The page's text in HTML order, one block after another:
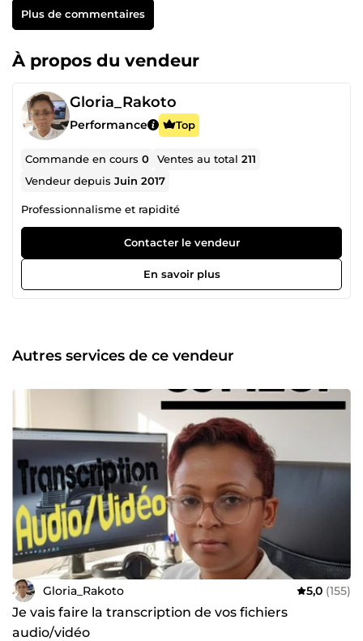
Plus de commentaires
À propos du vendeur
Gloria_Rakoto
Performance Top
Commande en cours0 Ventes au total211
Vendeur depuisJuin 2017
Professionnalisme et rapidité
Contacter le vendeur
En savoir plus
Autres services de ce vendeur
Gloria_Rakoto 5,0 (155)
Je vais faire la transcription de vos fichiers
audio/vidéo